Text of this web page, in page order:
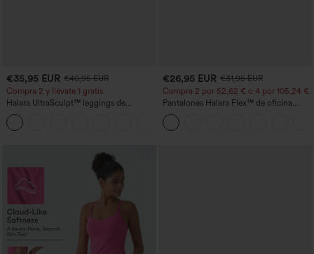
€35,95 EUR €40,95 EUR
Compra 2 y llévate 1 gratis
Halara UltraSculpt™ leggings de
entrenamiento moldeadores de talle alto
con fruncido trasero que realza los
glúteos, control de abdomen y bolsillos
€26,95 EUR €31,95 EUR
Compra 2 por 52,62 € o 4 por 105,24 €.
Pantalones Halara Flex™ de oficina
anchos plisados de tiro alto con bolsillos
en tela tipo gofre